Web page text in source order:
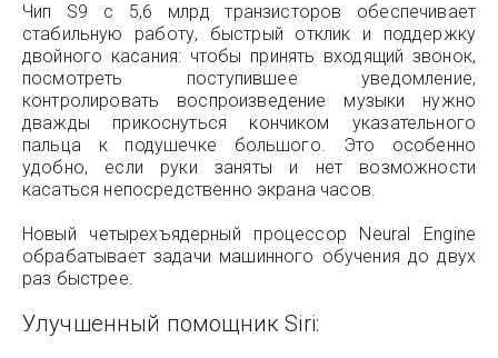
Чип S9 с 5,6 млрд транзисторов обеспечивает
стабильную работу, быстрый отклик и поддержку
двойного касания: чтобы принять входящий звонок,
посмотреть поступившее уведомление,
контролировать воспроизведение музыки нужно
дважды прикоснуться кончиком указательного
пальца к подушечке большого. Это особенно
удобно, если руки заняты и нет возможности
касаться непосредственно экрана часов.
Новый четырехъядерный процессор Neural Engine
обрабатывает задачи машинного обучения до двух
раз быстрее.
Улучшенный помощник Siri: